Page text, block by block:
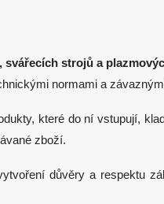
svářecích strojů a
normami a
které do ní vstupují,
zboží.
důvěry a respektu